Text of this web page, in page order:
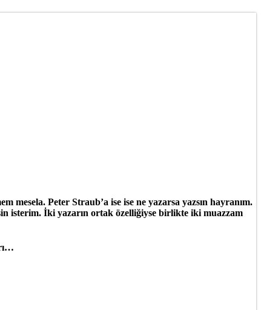
mesela. Peter Straub’a ise ise ne yazarsa yazsın hayranım.
isterim. İki yazarın ortak özelliğiyse birlikte iki muazzam